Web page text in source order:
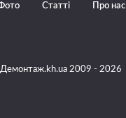
Статті Про нас
2009 - 2026